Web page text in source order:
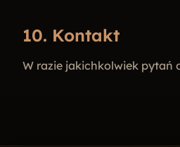
10. Kontakt
W razie jakichkolwiek pytań